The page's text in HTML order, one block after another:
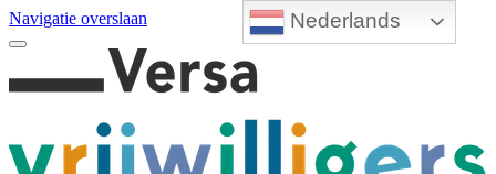
Nederlands
Navigatie overslaan